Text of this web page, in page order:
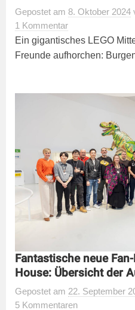
Gepostet am 8. Oktober 2024
1 Kommentar
Ein gigantisches LEGO
Freunde aufhorchen:
Fantastische neue
House: Übersicht der
Gepostet am 22. September
5 Kommentaren